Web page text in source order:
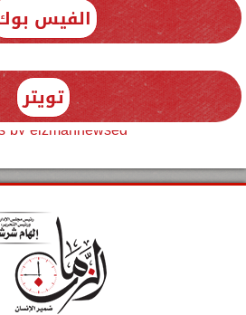
الفيس
تويتر
by elzmannewseg